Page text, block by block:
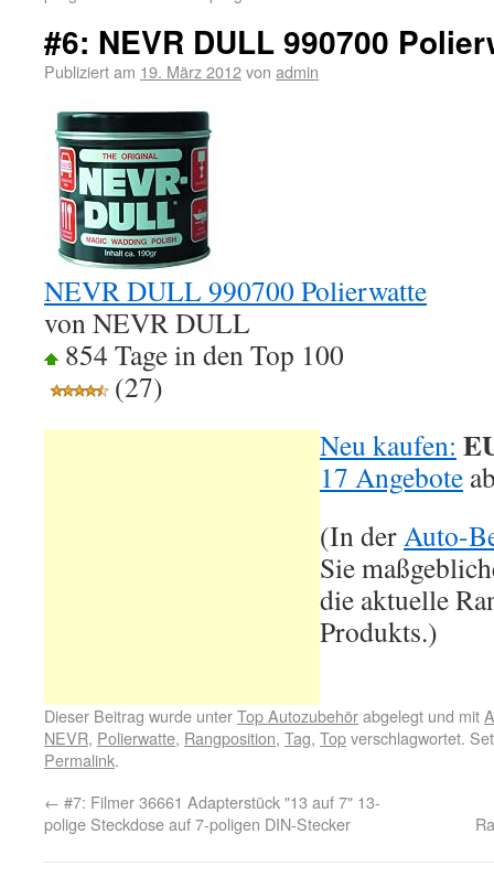
#6: NEVR DULL 990700
Publiziert am 19. März 2012von admin
NEVR DULL 990700 Polierwatte
von NEVR DULL
854 Tage in den Top 100
(27)
Neu kaufen:
17 Angebote
(In derAuto-
Sie
die aktuelle
Produkts.)
Dieser Beitrag wurde unterTop Autozubehörabgelegt und mit
NEVR, Polierwatte, Rangposition, Tag, Topverschlagwortet.
Permalink.
← #7: Filmer 36661 Adapterstück "13 auf 7" 13-
polige Steckdose auf 7-poligen DIN-Stecker